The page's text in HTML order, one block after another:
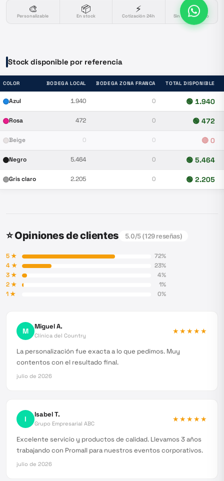
🎨
Personalizable
📦
En stock
⚡
Cotización 24h
🔒
Sin compromiso
Stock disponible por referencia
COLOR BODEGA LOCAL BODEGA ZONA FRANCA TOTAL DISPONIBLE
Azul 1.940 0 🟢 1.940
Rosa 472 0 🟢 472
Beige 0 0 🔴 0
Negro 5.464 0 🟢 5.464
Gris claro 2.205 0 🟢 2.205
⭐ Opiniones de clientes 5.0/5 (129reseñas)
5★ 72%
4★ 23%
3★ 4%
2★ 1%
1★ 0%
M Miguel A.
Clínica del Country
★★★★★
La personalización fue exacta a lo que pedimos. Muy
contentos con el resultado final.
julio de 2026
I Isabel T.
Grupo Empresarial ABC
★★★★★
Excelente servicio y productos de calidad. Llevamos 3 años
trabajando con Promall para nuestros eventos corporativos.
julio de 2026